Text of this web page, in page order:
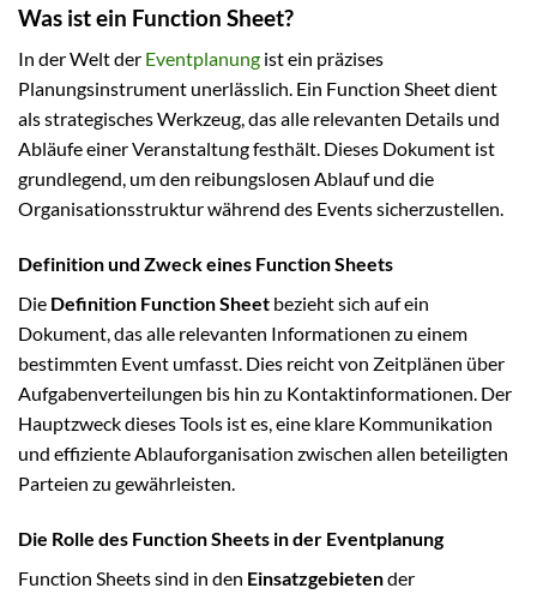
Was ist ein Function Sheet?
In der Welt der Eventplanung ist ein präzises
Planungsinstrument unerlässlich. Ein Function Sheet dient
als strategisches Werkzeug, das alle relevanten Details und
Abläufe einer Veranstaltung festhält. Dieses Dokument ist
grundlegend, um den reibungslosen Ablauf und die
Organisationsstruktur während des Events sicherzustellen.
Definition und Zweck eines Function Sheets
Die Definition Function Sheet bezieht sich auf ein
Dokument, das alle relevanten Informationen zu einem
bestimmten Event umfasst. Dies reicht von Zeitplänen über
Aufgabenverteilungen bis hin zu Kontaktinformationen. Der
Hauptzweck dieses Tools ist es, eine klare Kommunikation
und effiziente Ablauforganisation zwischen allen beteiligten
Parteien zu gewährleisten.
Die Rolle des Function Sheets in der Eventplanung
Function Sheets sind in den Einsatzgebietender